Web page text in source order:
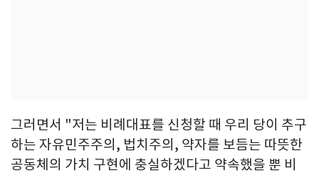
그러면서 "저는 비례대표를 신청할 때 우리 당이 추구
하는 자유민주주의, 법치주의, 약자를 보듬는 따뜻한
공동체의 가치 구현에 충실하겠다고 약속했을 뿐 비